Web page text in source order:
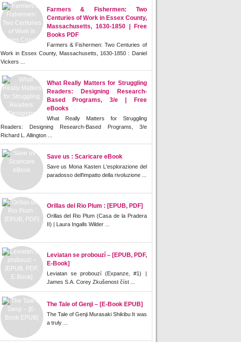
Farmers & Fishermen: Two
Centuries of Work in Essex County,
Massachusetts, 1630-1850 | Free
Books PDF
Farmers & Fishermen: Two Centuries of
Work in Essex County, Massachusetts, 1630-1850 : Daniel
Vickers ...
What Really Matters for Struggling
Readers: Designing Research-
Based Programs, 3/e | Free
eBooks
What Really Matters for Struggling
Readers: Designing Research-Based Programs, 3/e
Richard L. Allington ...
Save us : Scaricare eBook
Save us Mona Kasten L'esplorazione del
paradosso dell'impatto della rivoluzione ...
Orillas del Rio Plum : [EPUB, PDF]
Orillas del Rio Plum (Casa de la Pradera
II) | Laura Ingalls Wilder ...
Leviatan se probouzí – [EPUB, PDF,
E-Book]
Leviatan se probouzí (Expanze, #1) |
James S.A. Corey Zkušenost číst ...
The Tale of Genji – [E-Book EPUB]
The Tale of Genji Murasaki Shikibu It was
a truly ...